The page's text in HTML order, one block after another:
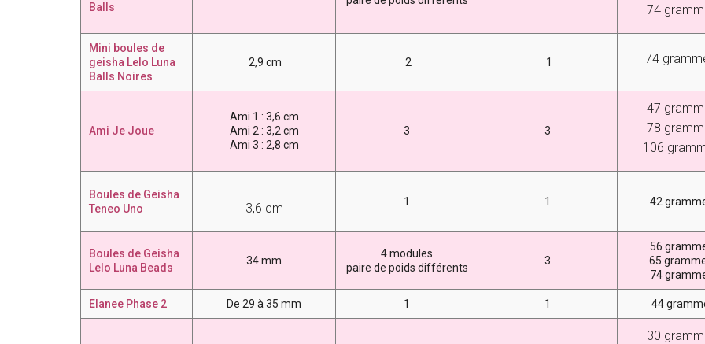
Balls
74
Mini boules de
geisha Lelo Luna
Balls Noires
2,9 cm 2 1 74
Ami Je Joue
Ami 1 : 3,6 cm
Ami 2 : 3,2 cm
Ami 3 : 2,8 cm
3 3
47
78
106
Boules de Geisha
Teneo Uno
3,6 cm 1 1 42
Boules de Geisha
Lelo Luna Beads
34 mm
4 modules
paire de poids différents
3
56
65
74
Elanee Phase 2 De 29 à 35 mm 1 1 44
30